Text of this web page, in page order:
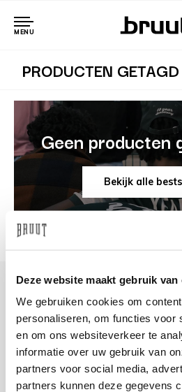
Deze website maakt gebruik van
We gebruiken cookies om
personaliseren, om functies voor
en om ons websiteverkeer te
informatie over uw gebruik van
partners voor social media,
partners kunnen deze gegevens
MENU
PRODUCTEN
Geen producten
Bekijk alle
+31 23 205 2006
info@bruut.nl
Contact Formulier
Open tot 21:00